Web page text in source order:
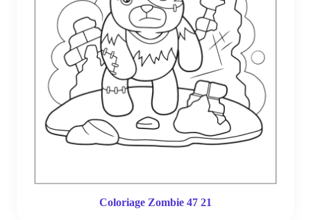
Coloriage Zombie 47 21